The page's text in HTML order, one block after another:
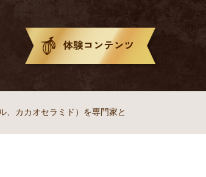
、カカオセラミド）を専門家と